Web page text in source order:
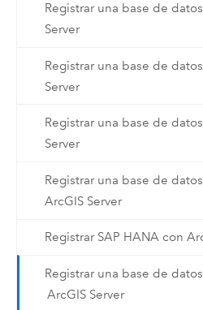
Registrar una base de
Server
Registrar una base de
Server
Registrar una base de
Server
Registrar una base de
ArcGIS Server
Registrar SAP HANA con
Registrar una base de
ArcGIS Server